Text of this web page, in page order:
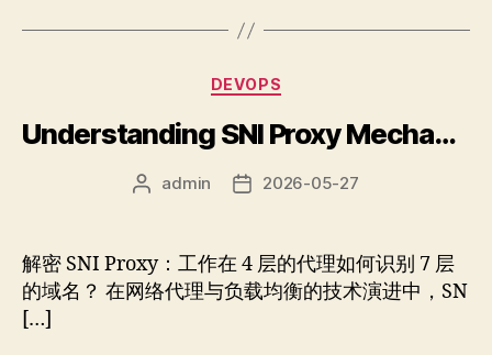
分
DEVOPS
Understanding SNI Proxy Mechanics and TLS Domain Identification
文
者
admin
发
期
2026-05-27
解密 SNI Proxy：工作在 4 层的代理如何识别 7 层
的域名？ 在网络代理与负载均衡的技术演进中，SN
[…]